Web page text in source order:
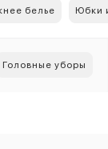
белье Юбки
Головные уборы